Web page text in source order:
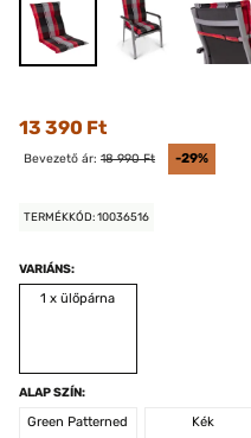
13 390 Ft
Bevezető ár: 18 990 Ft -29%
TERMÉKKÓD: 10036516
VARIÁNS:
1 x ülőpárna
ALAP SZÍN:
Green Patterned
Kék